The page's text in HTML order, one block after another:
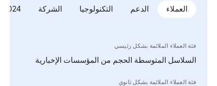
العملاء الدعم التكنولوجيا الشركة 2024 Updates
فئة العملاء الملائمة بشكل رئيسي
السلاسل المتوسطة الحجم من المؤسسات الإخبارية
فئة العملاء الملائمة بشكل ثانوي